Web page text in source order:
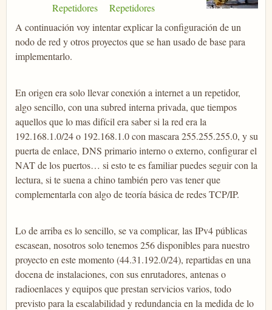
Repetidores
Repetidores
A continuación voy intentar explicar la configuración de un
nodo de red y otros proyectos que se han usado de base para
implementarlo.
En origen era solo llevar conexión a internet a un repetidor,
algo sencillo, con una subred interna privada, que tiempos
aquellos que lo mas difícil era saber si la red era la
192.168.1.0/24 o 192.168.1.0 con mascara 255.255.255.0, y su
puerta de enlace, DNS primario interno o externo, configurar el
NAT de los puertos… si esto te es familiar puedes seguir con la
lectura, si te suena a chino también pero vas tener que
complementarla con algo de teoría básica de redes TCP/IP.
Lo de arriba es lo sencillo, se va complicar, las IPv4 públicas
escasean, nosotros solo tenemos 256 disponibles para nuestro
proyecto en este momento (44.31.192.0/24), repartidas en una
docena de instalaciones, con sus enrutadores, antenas o
radioenlaces y equipos que prestan servicios varios, todo
previsto para la escalabilidad y redundancia en la medida de lo